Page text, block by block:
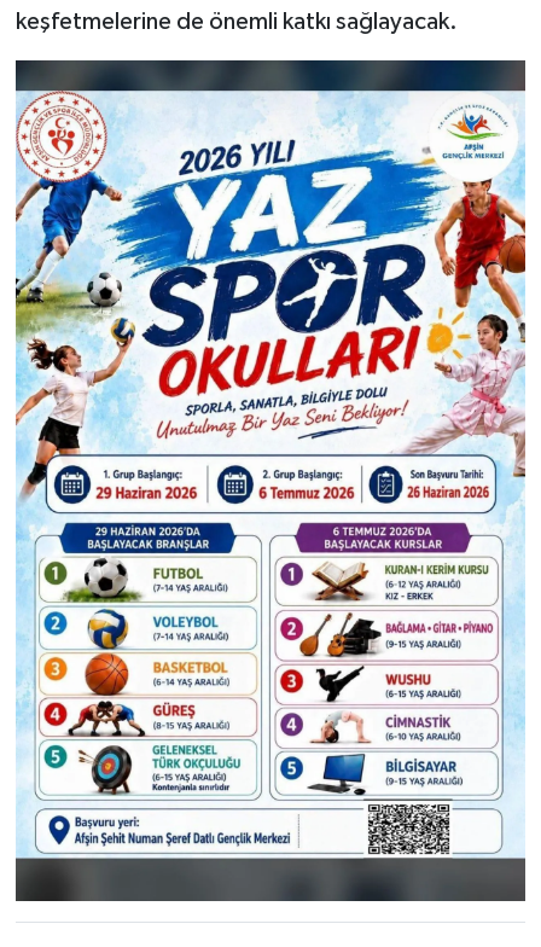
keşfetmelerine de önemli katkı sağlayacak.